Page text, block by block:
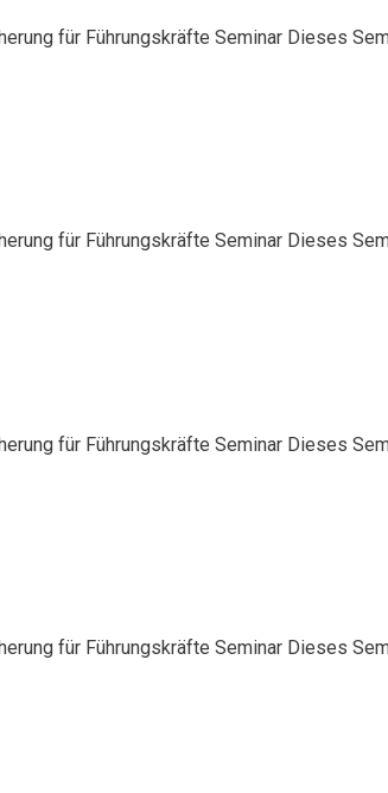
für Führungskräfte Seminar Dieses
für Führungskräfte Seminar Dieses
für Führungskräfte Seminar Dieses
für Führungskräfte Seminar Dieses